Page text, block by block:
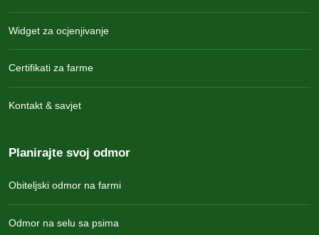
Widget za ocjenjivanje
Certifikati za farme
Kontakt & savjet
Planirajte svoj odmor
Obiteljski odmor na farmi
Odmor na selu sa psima